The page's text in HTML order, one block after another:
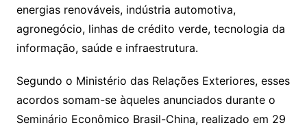
energias renováveis, indústria automotiva,
agronegócio, linhas de crédito verde, tecnologia da
informação, saúde e infraestrutura.
Segundo o Ministério das Relações Exteriores, esses
acordos somam-se àqueles anunciados durante o
Seminário Econômico Brasil-China, realizado em 29